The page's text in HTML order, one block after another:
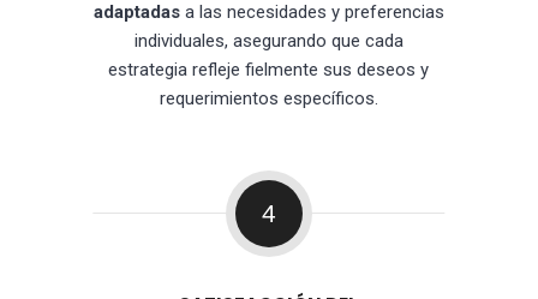
adaptadasa las necesidades y preferencias
individuales, asegurando que cada
estrategia refleje fielmente sus deseos y
requerimientos específicos.
4